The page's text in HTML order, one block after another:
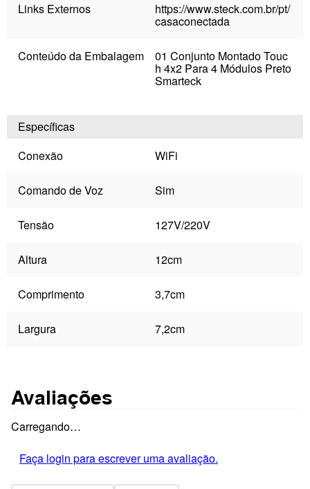
Links Externos https://www.steck.com.br/pt/
casaconectada
Conteúdo da Embalagem 01 Conjunto Montado Touc
h 4x2 Para 4 Módulos Preto
Smarteck
Específicas
Conexão
WiFi
Comando de Voz Sim
Tensão 127V/220V
Altura 12cm
Comprimento 3,7cm
Largura 7,2cm
Avaliações
Carregando…
Faça login para escrever uma avaliação.